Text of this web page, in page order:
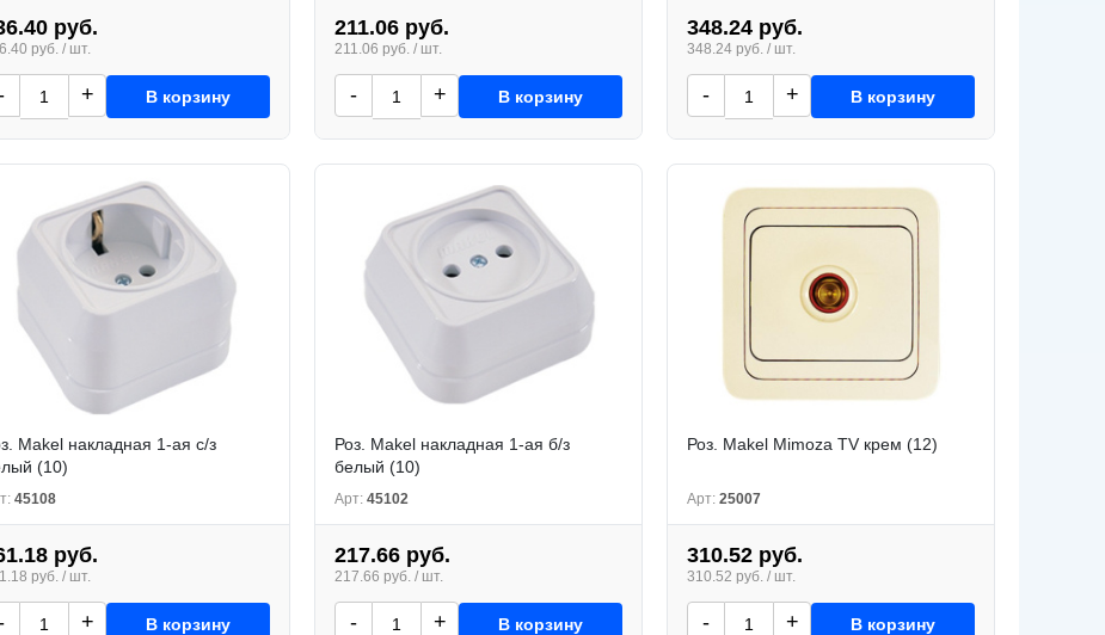
руб.
руб. / шт.
+ В корзину
211.06 руб.
211.06 руб. / шт.
- + В корзину
348.24 руб.
348.24 руб. / шт.
- + В корзину
Makel накладная 1-ая с/з
(10)
45108
руб.
руб. / шт.
+ В корзину
Роз. Makel накладная 1-ая б/з
белый (10)
Арт: 45102
217.66 руб.
217.66 руб. / шт.
- + В корзину
Роз. Makel Mimoza TV крем (12)
Арт: 25007
310.52 руб.
310.52 руб. / шт.
- + В корзину